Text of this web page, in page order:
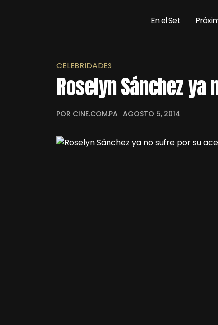
En el Set
CELEBRIDADES
Roselyn Sánchez
POR CINE.COM.PA AGOSTO 5, 2014